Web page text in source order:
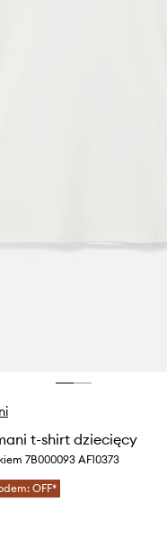
t-shirt dziecięcy
7B000093 AF10373
OFF*